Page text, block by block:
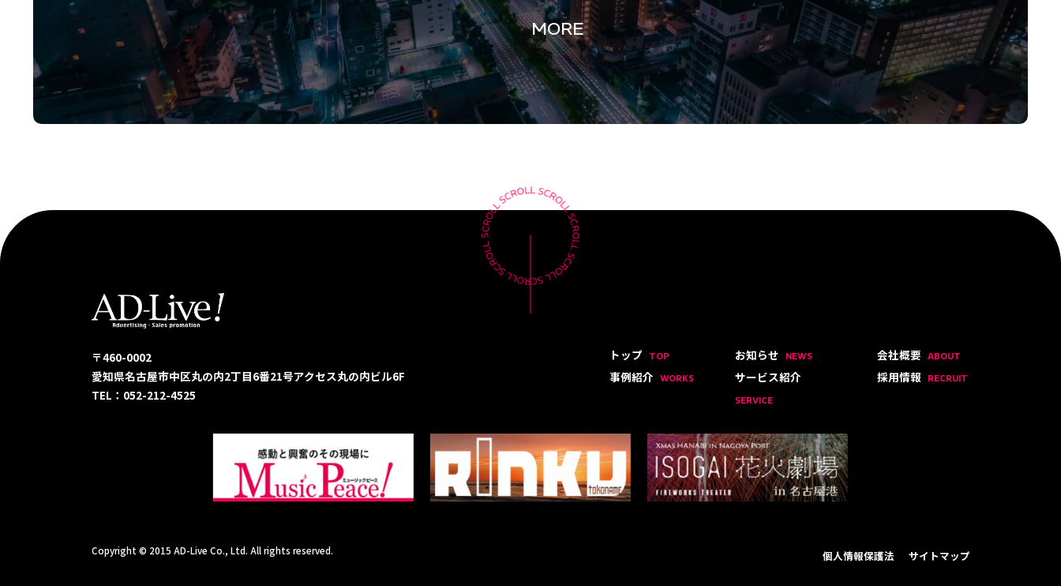
MORE
トップ TOP お知らせ NEWS 会社概要 ABOUT
事例紹介 WORKS サービス紹介
SERVICE
採用情報 RECRUIT
個人情報保護法 サイトマップ
〒460-0002
愛知県名古屋市中区丸の内2丁目6番21号アクセス丸の内ビル6F
TEL：052-212-4525
Copyright © 2015 AD-Live Co., Ltd. All rights reserved.